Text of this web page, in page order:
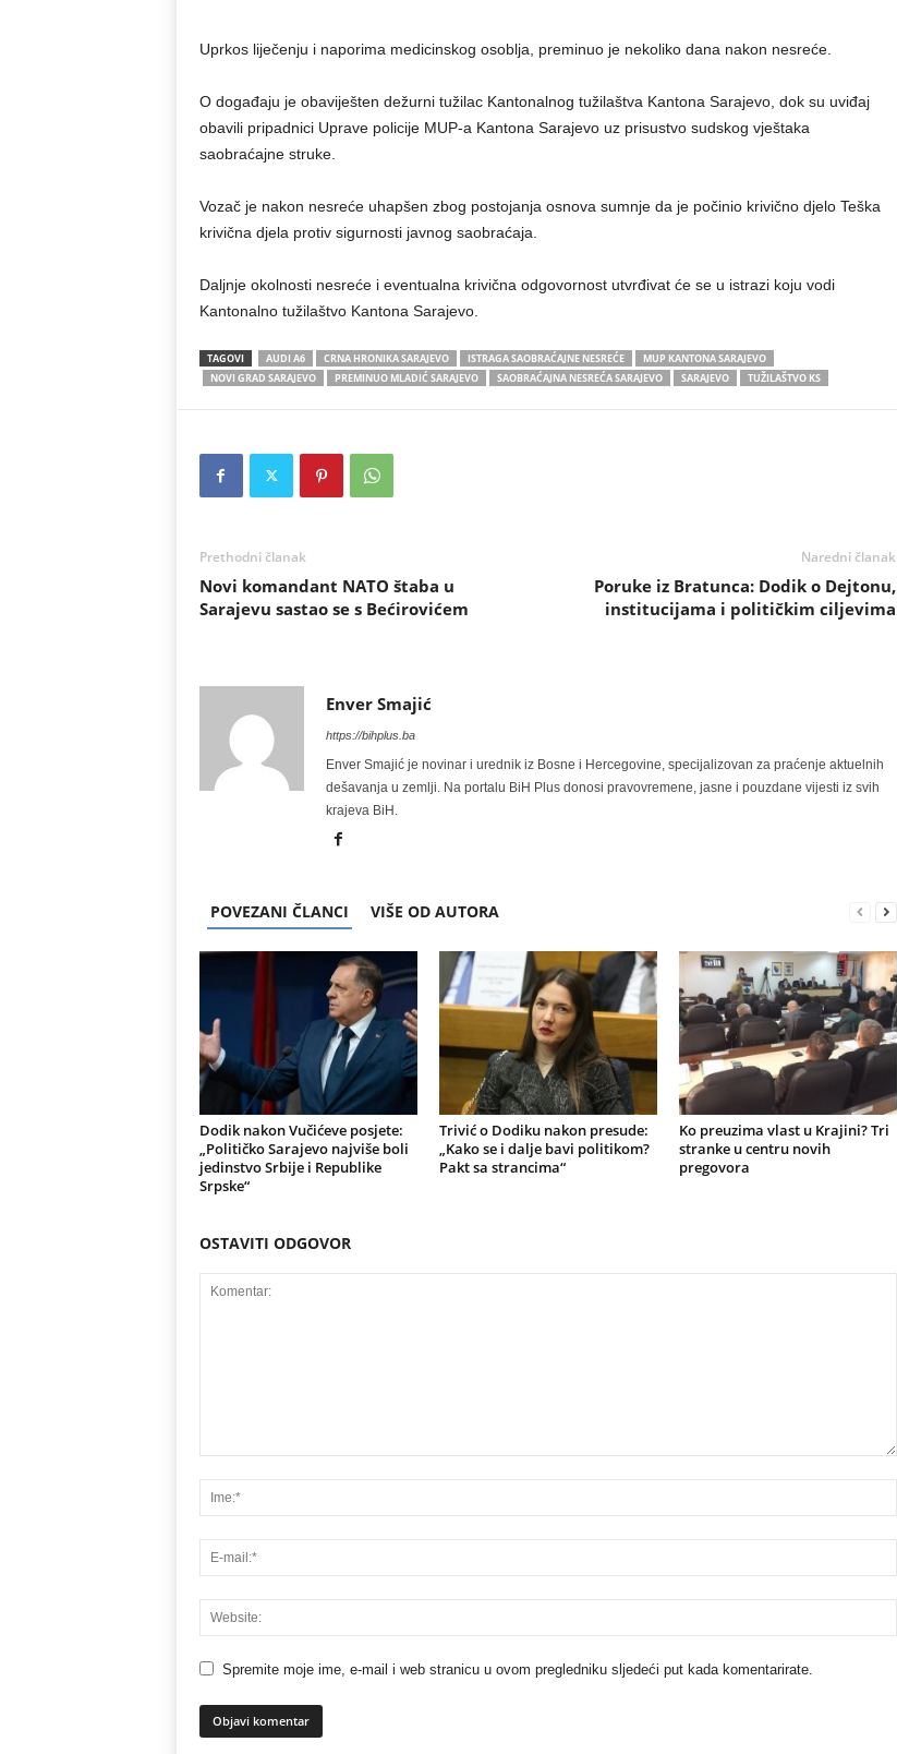
Uprkos liječenju i naporima medicinskog osoblja, preminuo je nekoliko dana nakon nesreće.
O događaju je obaviješten dežurni tužilac Kantonalnog tužilaštva Kantona Sarajevo, dok su uviđaj
obavili pripadnici Uprave policije MUP-a Kantona Sarajevo uz prisustvo sudskog vještaka
saobraćajne struke.
Vozač je nakon nesreće uhapšen zbog postojanja osnova sumnje da je počinio krivično djelo Teška
krivična djela protiv sigurnosti javnog saobraćaja.
Daljnje okolnosti nesreće i eventualna krivična odgovornost utvrđivat će se u istrazi koju vodi
Kantonalno tužilaštvo Kantona Sarajevo.
TAGOVI AUDI A6 CRNA HRONIKA SARAJEVO ISTRAGA SAOBRAĆAJNE NESREĆE
MUP KANTONA SARAJEVO
NOVI GRAD SARAJEVO
PREMINUO MLADIĆ SARAJEVO SAOBRAĆAJNA NESREĆA SARAJEVO SARAJEVO TUŽILAŠTVO KS
Prethodni članak
Novi komandant NATO štaba u
Sarajevu sastao se s Bećirovićem
Naredni članak
Poruke iz Bratunca: Dodik o Dejtonu,
institucijama i političkim ciljevima
Enver Smajić
https://bihplus.ba
Enver Smajić je novinar i urednik iz Bosne i Hercegovine, specijalizovan za praćenje aktuelnih
dešavanja u zemlji. Na portalu BiH Plus donosi pravovremene, jasne i pouzdane vijesti iz svih
krajeva BiH.
POVEZANI ČLANCI VIŠE OD AUTORA
Dodik nakon Vučićeve posjete:
„Političko Sarajevo najviše boli
jedinstvo Srbije i Republike
Srpske“
Trivić o Dodiku nakon presude:
„Kako se i dalje bavi politikom?
Pakt sa strancima“
Ko preuzima vlast u Krajini? Tri
stranke u centru novih
pregovora
OSTAVITI ODGOVOR
Spremite moje ime, e-mail i web stranicu u ovom pregledniku sljedeći put kada komentarirate.